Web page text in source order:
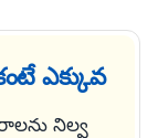
ఎక్కువ
నిల్వ